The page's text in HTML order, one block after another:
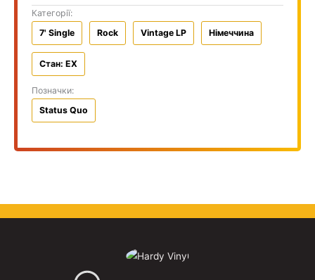
Категорії:
7' Single
Rock Vintage LP Німеччина
Стан: EX
Позначки:
Status Quo